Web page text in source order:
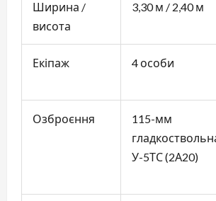
Ширина /
висота
3,30 м / 2,40 м
Екіпаж 4 особи
Озброєння
115-мм
У-5ТС (2А20)